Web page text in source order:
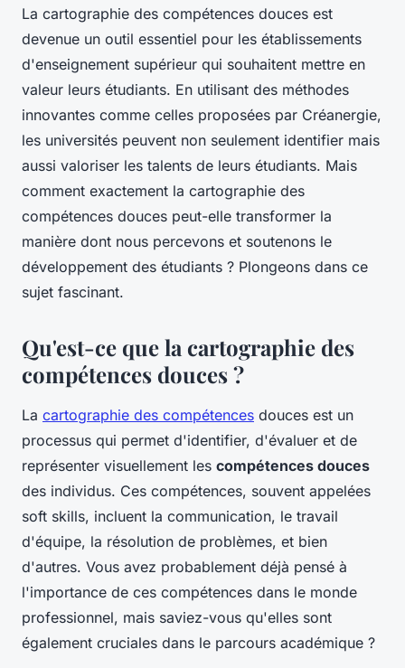
La cartographie des compétences douces est
devenue un outil essentiel pour les établissements
d'enseignement supérieur qui souhaitent mettre en
valeur leurs étudiants. En utilisant des méthodes
innovantes comme celles proposées par Créanergie,
les universités peuvent non seulement identifier mais
aussi valoriser les talents de leurs étudiants. Mais
comment exactement la cartographie des
compétences douces peut-elle transformer la
manière dont nous percevons et soutenons le
développement des étudiants ? Plongeons dans ce
sujet fascinant.
Qu'est-ce que la cartographie des
compétences douces ?
La cartographie des compétences douces est un
processus qui permet d'identifier, d'évaluer et de
représenter visuellement les compétences douces
des individus. Ces compétences, souvent appelées
soft skills, incluent la communication, le travail
d'équipe, la résolution de problèmes, et bien
d'autres. Vous avez probablement déjà pensé à
l'importance de ces compétences dans le monde
professionnel, mais saviez-vous qu'elles sont
également cruciales dans le parcours académique ?